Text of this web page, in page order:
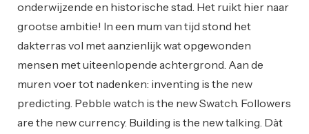
onderwijzende en historische stad. Het ruikt hier naar
grootse ambitie! In een mum van tijd stond het
dakterras vol met aanzienlijk wat opgewonden
mensen met uiteenlopende achtergrond. Aan de
muren voer tot nadenken: inventing is the new
predicting. Pebble watch is the new Swatch. Followers
are the new currency. Building is the new talking. Dàt